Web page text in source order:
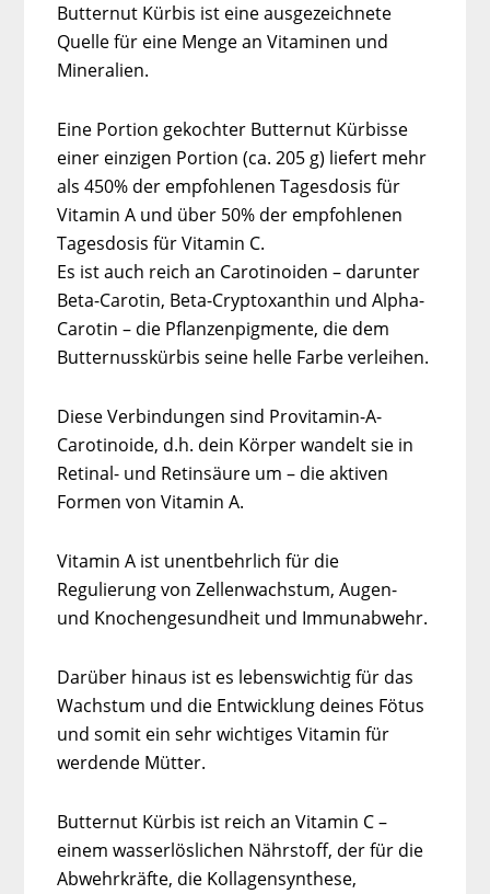
Butternut Kürbis ist eine ausgezeichnete
Quelle für eine Menge an Vitaminen und
Mineralien.
Eine Portion gekochter Butternut Kürbisse
einer einzigen Portion (ca. 205 g) liefert mehr
als 450% der empfohlenen Tagesdosis für
Vitamin A und über 50% der empfohlenen
Tagesdosis für Vitamin C.
Es ist auch reich an Carotinoiden – darunter
Beta-Carotin, Beta-Cryptoxanthin und Alpha-
Carotin – die Pflanzenpigmente, die dem
Butternusskürbis seine helle Farbe verleihen.
Diese Verbindungen sind Provitamin-A-
Carotinoide, d.h. dein Körper wandelt sie in
Retinal- und Retinsäure um – die aktiven
Formen von Vitamin A.
Vitamin A ist unentbehrlich für die
Regulierung von Zellenwachstum, Augen-
und Knochengesundheit und Immunabwehr.
Darüber hinaus ist es lebenswichtig für das
Wachstum und die Entwicklung deines Fötus
und somit ein sehr wichtiges Vitamin für
werdende Mütter.
Butternut Kürbis ist reich an Vitamin C –
einem wasserlöslichen Nährstoff, der für die
Abwehrkräfte, die Kollagensynthese,